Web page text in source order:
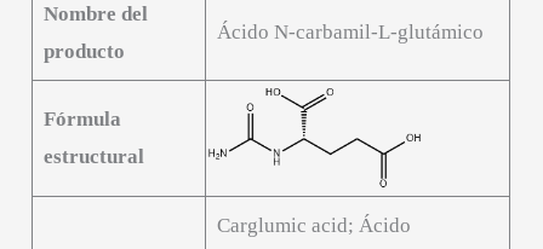
Nombre del
producto
Ácido N-carbamil-L-glutámico
Fórmula
estructural
Carglumic acid; Ácido